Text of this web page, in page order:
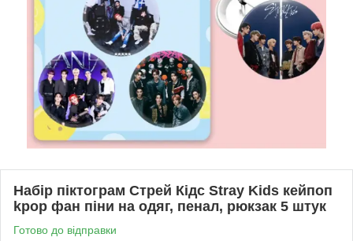
Набір піктограм Стрей Кідс Stray Kids кейпоп
kpop фан піни на одяг, пенал, рюкзак 5 штук
Готово до відправки